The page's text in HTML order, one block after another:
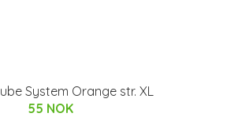
System Orange str. XL
55 NOK